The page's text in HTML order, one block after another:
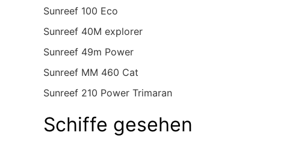
Sunreef 100 Eco
Sunreef 40M explorer
Sunreef 49m Power
Sunreef MM 460 Cat
Sunreef 210 Power Trimaran
Schiffe gesehen